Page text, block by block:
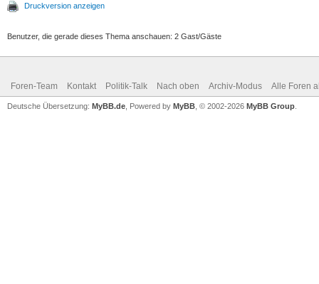
Druckversion anzeigen
Benutzer, die gerade dieses Thema anschauen: 2 Gast/Gäste
Foren-Team Kontakt Politik-Talk Nach oben Archiv-Modus Alle Foren
Deutsche Übersetzung: MyBB.de , Powered by MyBB , © 2002-2026 MyBB Group